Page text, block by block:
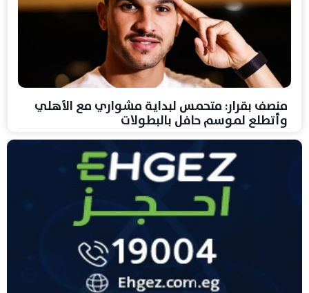
منصف بقرار: متحمس لبداية مشواري مع الأهلي
وأتطلع لموسم حافل بالبطولات